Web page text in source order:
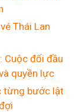
Thái Lan
Cuộc đối đầu
quyền lực
từng bước lật